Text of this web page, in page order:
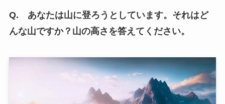
Q. あなたは山に登ろうとしています。それはど
んな山ですか？山の高さを答えてください。